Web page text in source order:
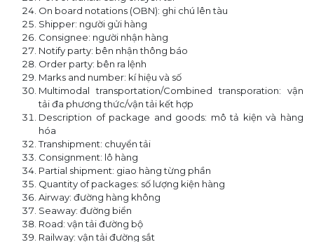
On board notations (OBN): ghi chú lên tàu
Shipper: người gửi hàng
Consignee: người nhận hàng
Notify party: bên nhận thông báo
Order party: bên ra lệnh
Marks and number: kí hiệu và số
Multimodal transportation/Combined transporation: vận
tải đa phương thức/vận tải kết hợp
Description of package and goods: mô tả kiện và hàng
hóa
Transhipment: chuyển tải
Consignment: lô hàng
Partial shipment: giao hàng từng phần
Quantity of packages: số lượng kiện hàng
Airway: đường hàng không
Seaway: đường biển
Road: vận tải đường bộ
Railway: vận tải đường sắt